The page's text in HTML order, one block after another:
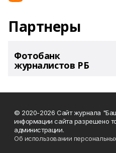
Партнеры
Фотобанк
журналистов РБ
© 2020-2026 Сайт журнала
информации сайта разрешено
администрации.
Об использовании